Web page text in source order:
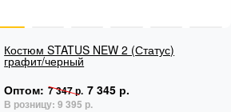
Костюм STATUS NEW 2 (Статус)
графит/черный
Оптом: 7 347 р. 7 345 р.
В розницу:9 395 р.